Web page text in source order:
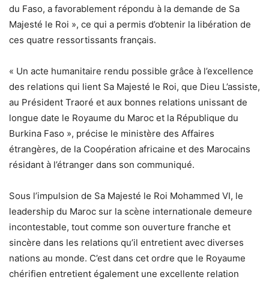
du Faso, a favorablement répondu à la demande de Sa
Majesté le Roi », ce qui a permis d’obtenir la libération de
ces quatre ressortissants français.
« Un acte humanitaire rendu possible grâce à l’excellence
des relations qui lient Sa Majesté le Roi, que Dieu L’assiste,
au Président Traoré et aux bonnes relations unissant de
longue date le Royaume du Maroc et la République du
Burkina Faso », précise le ministère des Affaires
étrangères, de la Coopération africaine et des Marocains
résidant à l’étranger dans son communiqué.
Sous l’impulsion de Sa Majesté le Roi Mohammed VI, le
leadership du Maroc sur la scène internationale demeure
incontestable, tout comme son ouverture franche et
sincère dans les relations qu’il entretient avec diverses
nations au monde. C’est dans cet ordre que le Royaume
chérifien entretient également une excellente relation